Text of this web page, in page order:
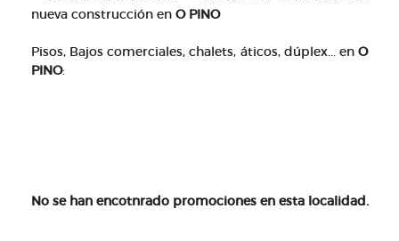
nueva construcción en O PINO
Pisos, Bajos comerciales, chalets, áticos, dúplex... en O
PINO:
No se han encotnrado promociones en esta localidad.